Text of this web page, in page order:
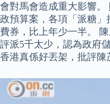
會對馬會造成重大影響
政預算案，各項「派糖」
費券，比上年少一半。
評派5千太少，認為政府
香港真係好丟架，批評陳